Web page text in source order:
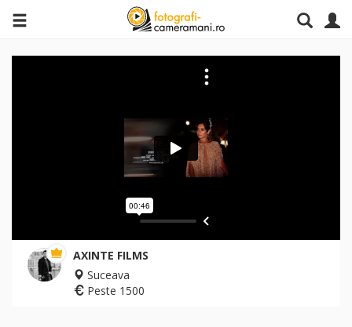
AXINTE FILMS
Suceava
Peste 1500